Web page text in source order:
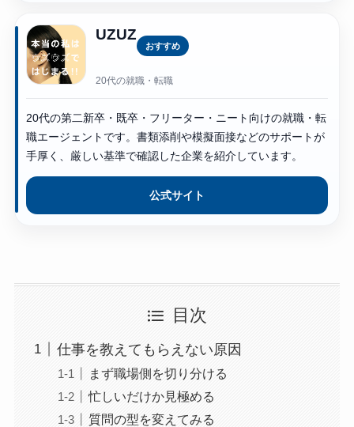
UZUZ
おすすめ
20代の就職・転職
20代の第二新卒・既卒・フリーター・ニート向けの就職・転
職エージェントです。書類添削や模擬面接などのサポートが
手厚く、厳しい基準で確認した企業を紹介しています。
公式サイト
目次
仕事を教えてもらえない原因
まず職場側を切り分ける
忙しいだけか見極める
質問の型を変えてみる